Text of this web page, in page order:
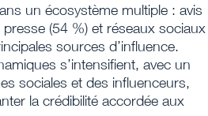
un écosystème multiple : avis
(54 %) et réseaux sociaux
sources d’influence.
s’intensifient, avec un
sociales et des influenceurs,
la crédibilité accordée aux